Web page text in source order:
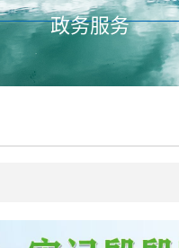
政务服务